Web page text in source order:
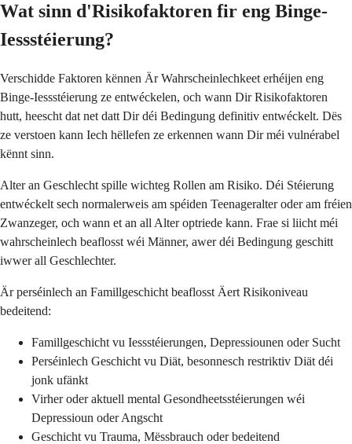
Wat sinn d'Risikofaktoren fir eng Binge-
Iessstéierung?
Verschidde Faktoren kënnen Är Wahrscheinlechkeet erhéijen eng
Binge-Iessstéierung ze entwéckelen, och wann Dir Risikofaktoren
hutt, heescht dat net datt Dir déi Bedingung definitiv entwéckelt. Dës
ze verstoen kann Iech hëllefen ze erkennen wann Dir méi vulnérabel
kënnt sinn.
Alter an Geschlecht spille wichteg Rollen am Risiko. Déi Stéierung
entwéckelt sech normalerweis am spéiden Teenageralter oder am fréien
Zwanzeger, och wann et an all Alter optriede kann. Frae si liicht méi
wahrscheinlech beaflosst wéi Männer, awer déi Bedingung geschitt
iwwer all Geschlechter.
Är perséinlech an Famillgeschicht beaflosst Äert Risikoniveau
bedeitend:
Famillgeschicht vu Iessstéierungen, Depressiounen oder Sucht
Perséinlech Geschicht vu Diät, besonnesch restriktiv Diät déi
jonk ufänkt
Virher oder aktuell mental Gesondheetsstéierungen wéi
Depressioun oder Angscht
Geschicht vu Trauma, Mëssbrauch oder bedeitend